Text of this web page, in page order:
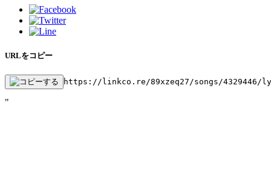
URLをコピー
https://linkco.re/89xzeq27/songs/4329446/
"